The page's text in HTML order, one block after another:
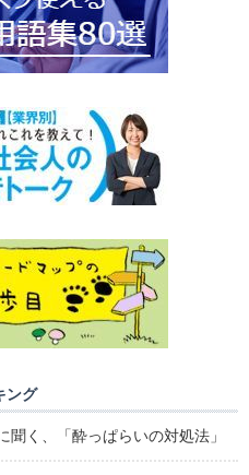
ング
聞く、「酔っぱらいの対処法」